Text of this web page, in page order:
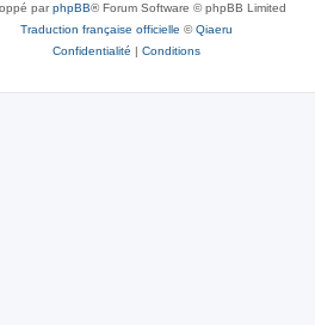
parphpBB® Forum Software © phpBB Limited
Traduction française officielle ©Qiaeru
Confidentialité | Conditions